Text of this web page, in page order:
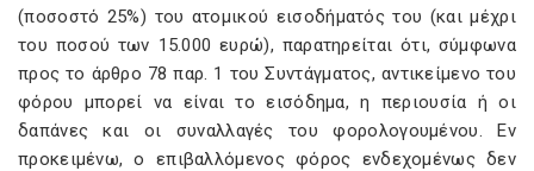
(ποσοστό 25%) του ατομικού εισοδήματός του (και μέχρι
του ποσού των 15.000 ευρώ), παρατηρείται ότι, σύμφωνα
προς το άρθρο 78 παρ. 1 του Συντάγματος, αντικείμενο του
φόρου μπορεί να είναι το εισόδημα, η περιουσία ή οι
δαπάνες και οι συναλλαγές του φορολογουμένου. Εν
προκειμένω, ο επιβαλλόμενος φόρος ενδεχομένως δεν